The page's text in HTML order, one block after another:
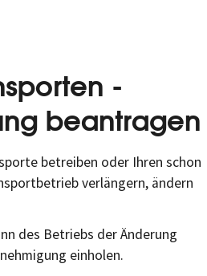
-
beantragen
betreiben oder Ihren schon
verlängern, ändern
des Betriebs der Änderung
einholen.